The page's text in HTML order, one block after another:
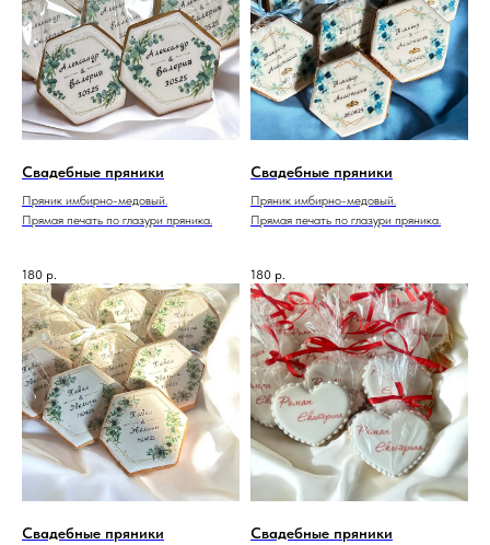
Свадебные пряники
Пряник имбирно-медовый.
Прямая печать по глазури пряника.
180 р.
Свадебные пряники
Пряник имбирно-медовый.
Прямая печать по глазури пряника.
180 р.
Свадебные пряники Свадебные пряники